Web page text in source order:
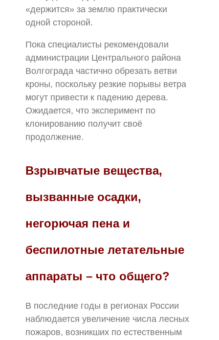
«держится» за землю практически
одной стороной.
Пока специалисты рекомендовали
администрации Центрального района
Волгограда частично обрезать ветви
кроны, поскольку резкие порывы ветра
могут привести к падению дерева.
Ожидается, что эксперимент по
клонированию получит своё
продолжение.
Взрывчатые вещества,
вызванные осадки,
негорючая пена и
беспилотные летательные
аппараты – что общего?
В последние годы в регионах России
наблюдается увеличение числа лесных
пожаров, возникших по естественным